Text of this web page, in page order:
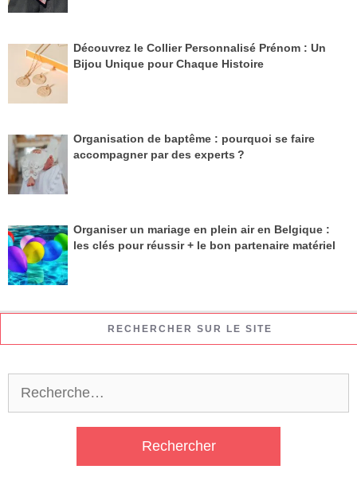
Découvrez le Collier Personnalisé Prénom : Un
Bijou Unique pour Chaque Histoire
Organisation de baptême : pourquoi se faire
accompagner par des experts ?
Organiser un mariage en plein air en Belgique :
les clés pour réussir + le bon partenaire matériel
RECHERCHER SUR LE SITE